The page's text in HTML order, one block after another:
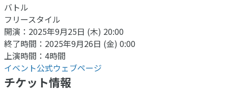
バトル
フリースタイル
開演：2025年9月25日 (木) 20:00
終了時間：2025年9月26日 (金) 0:00
上演時間：4時間
イベント公式ウェブページ
チケット情報